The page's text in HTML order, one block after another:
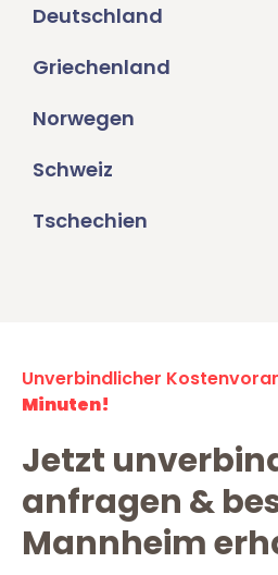
Deutschland
Griechenland
Norwegen
Schweiz
Tschechien
Unverbindlicher
Minuten!
Jetzt
anfragen &
Mannheim